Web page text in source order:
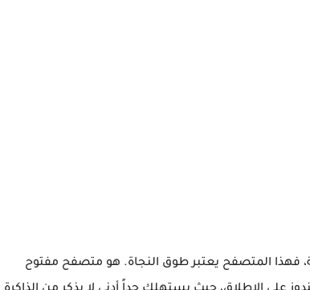
فهذا المتصفح يعتبر طوق النجاة. هو متصفح مفتوح